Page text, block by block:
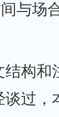
与场
结构和
谈过，